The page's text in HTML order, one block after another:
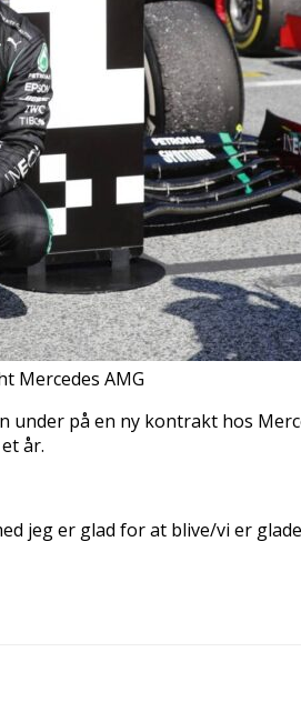
Mercedes AMG
på en ny kontrakt hos
år.
jeg er glad for at blive/vi er